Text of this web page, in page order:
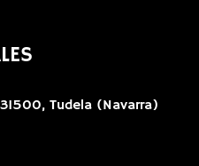
Tudela (Navarra)